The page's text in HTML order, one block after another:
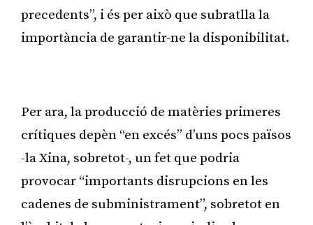
precedents”, i és per això que subratlla la
importància de garantir-ne la disponibilitat.
Per ara, la producció de matèries primeres
crítiques depèn “en excés” d’uns pocs països
-la Xina, sobretot-, un fet que podria
provocar “importants disrupcions en les
cadenes de subministrament”, sobretot en